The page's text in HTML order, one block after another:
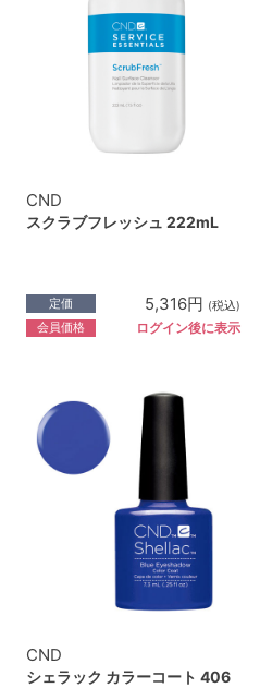
CND
スクラブフレッシュ 222mL
定価 5,316円 (税込)
会員価格 ログイン後に表示
CND
シェラック カラーコート 406